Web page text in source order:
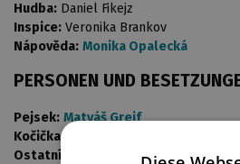
Hudba: Daniel Fikejz
Inspice: Veronika Brankov
Nápověda: Monika Opalecká
PERSONEN UND
Pejsek: Matyáš Greif
Kočička:
Ostatní role:
Jaroslav Matějka